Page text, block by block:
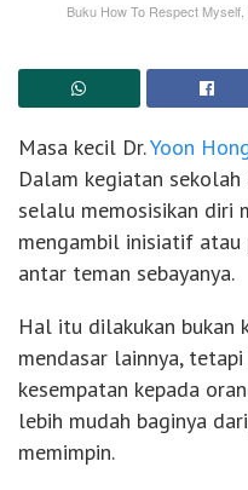
Buku How To Respect
Masa kecil Dr.Yoon
Dalam kegiatan
selalu memosisikan diri
mengambil inisiatif
antar teman sebayanya.
Hal itu dilakukan bukan
mendasar lainnya, tetapi
kesempatan kepada
lebih mudah baginya
memimpin.